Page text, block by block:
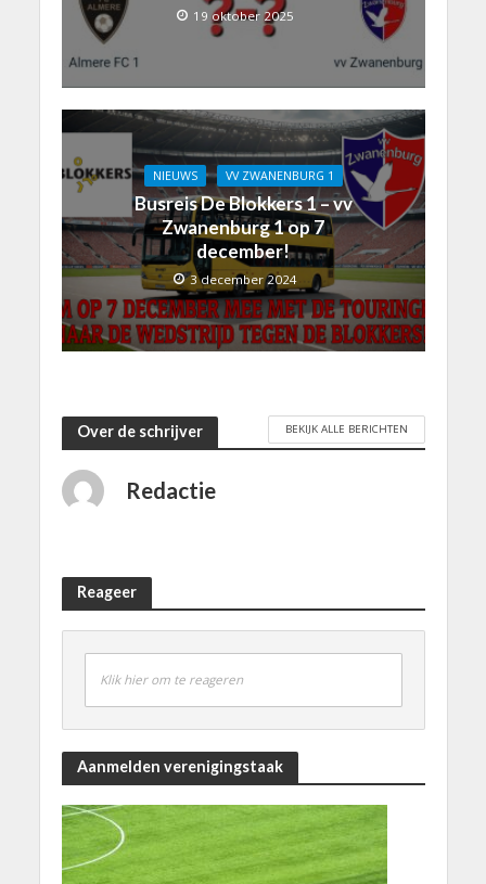
19 oktober 2025
NIEUWS VV ZWANENBURG 1
Busreis De Blokkers 1 – vv
Zwanenburg 1 op 7
december!
3 december 2024
Over de schrijver BEKIJK ALLE BERICHTEN
Redactie
Reageer
Klik hier om te reageren
Aanmelden verenigingstaak